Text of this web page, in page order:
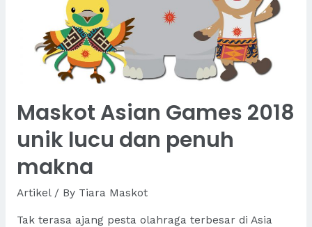
Maskot Asian Games 2018
unik lucu dan penuh
makna
Artikel/ By Tiara Maskot
Tak terasa ajang pesta olahraga terbesar di Asia